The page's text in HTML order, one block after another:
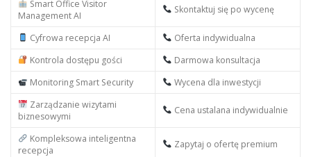
Smart Office Visitor
Management AI
Skontaktuj się po wycenę
Cyfrowa recepcja AI
Oferta indywidualna
Kontrola dostępu gości
Darmowa konsultacja
Monitoring Smart Security
Wycena dla inwestycji
Zarządzanie wizytami
biznesowymi
Cena ustalana indywidualnie
Kompleksowa inteligentna
recepcja
Zapytaj o ofertę premium